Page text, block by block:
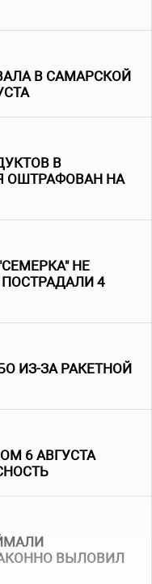
В САМАРСКОЙ
В
ОШТРАФОВАН НА
НЕ
ПОСТРАДАЛИ 4
ИЗ-ЗА РАКЕТНОЙ
6 АВГУСТА
ВЫЛОВИЛ